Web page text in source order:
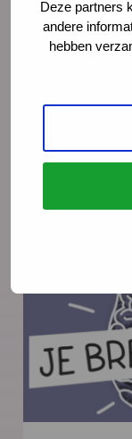
Deze partners
andere
hebben
boek De
geeft
Belangrijk,
de
Lees meer